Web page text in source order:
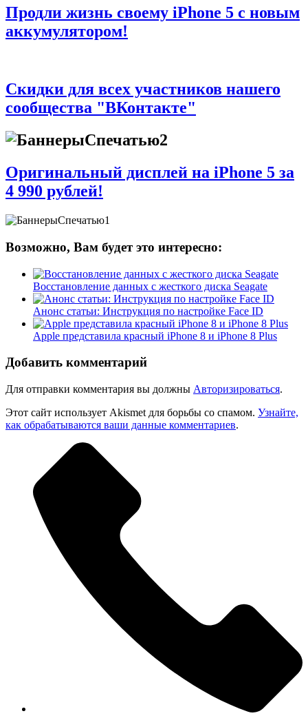
Продли жизнь своему iPhone 5 с новым
аккумулятором!
Скидки для всех участников нашего
сообщества "ВКонтакте"
Оригинальный дисплей на iPhone 5 за
4 990 рублей!
Возможно, Вам будет это интересно:
Восстановление данных с жесткого диска Seagate
Анонс статьи: Инструкция по настройке Face ID
Apple представила красный iPhone 8 и iPhone 8 Plus
Добавить комментарий
Для отправки комментария вы должны Авторизироваться.
Этот сайт использует Akismet для борьбы со спамом. Узнайте,
как обрабатываются ваши данные комментариев.